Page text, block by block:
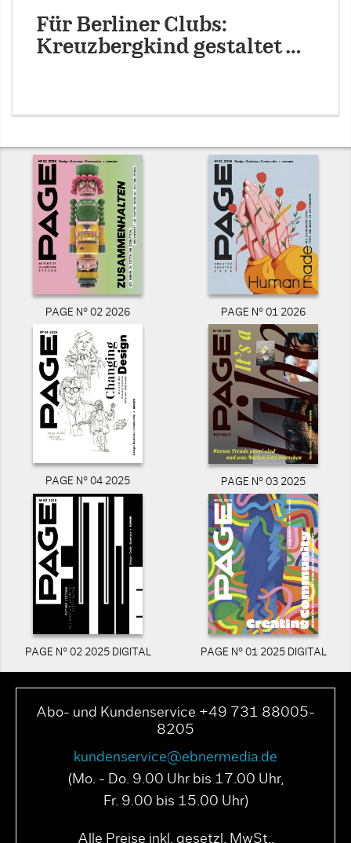
Für Berliner Clubs:
Kreuzbergkind gestaltet …
PAGE N° 02 2026 PAGE N° 01 2026
PAGE N° 04 2025 PAGE N° 03 2025
PAGE N° 02 2025 DIGITAL PAGE N° 01 2025 DIGITAL
Abo- und Kundenservice +49 731 88005-
8205
kundenservice@ebnermedia.de
(Mo. - Do. 9.00 Uhr bis 17.00 Uhr,
Fr. 9.00 bis 15.00 Uhr)
Alle Preise inkl. gesetzl. MwSt..